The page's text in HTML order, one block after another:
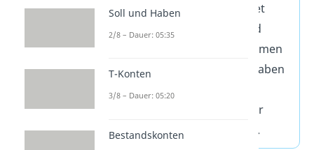
DieGuVdagegen betrachtet
einen
ganzen Zeitraum
und
zeigt, wie sich deine Einnahmen
und Ausgaben entwickelt haben
— also ob du Gewinn oder
Verlust gemacht hast. Dafür
nutzt du dieErfolgskonten .
Soll und Haben
2/8 – Dauer: 05:35
T-Konten
3/8 – Dauer: 05:20
Bestandskonten